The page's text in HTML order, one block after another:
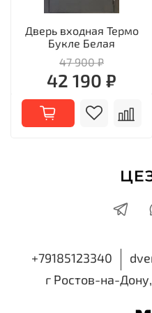
Дверь входная Термо
Букле Белая
47 900 ₽
42 190 ₽
+79185123340
г Ростов-на-